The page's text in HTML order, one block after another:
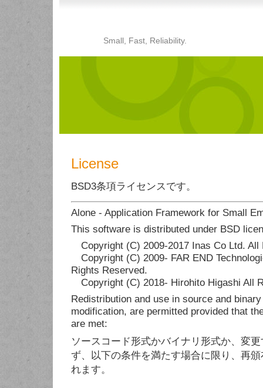
Small, Fast, Reliability.
License
BSD3条項ライセンスです。
Alone - Application Framework for Small
This software is distributed under BSD
Copyright (C) 2009-2017 Inas Co Ltd. All
Copyright (C) 2009- FAR END
Rights Reserved.
Copyright (C) 2018- Hirohito Higashi All
Redistribution and use in source and
modification, are permitted provided that
are met:
ソースコード形式かバイナリ形式か、変
ず、以下の条件を満たす場合に限り、再
れます。